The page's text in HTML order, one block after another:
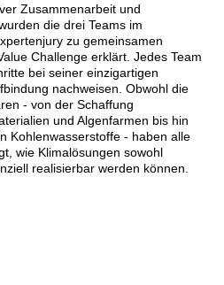
Zusammenarbeit und
die drei Teams im
zu gemeinsamen
Challenge erklärt. Jedes Team
bei seiner einzigartigen
nachweisen. Obwohl die
- von der Schaffung
und Algenfarmen bis hin
Kohlenwasserstoffe - haben alle
wie Klimalösungen sowohl
realisierbar werden können.